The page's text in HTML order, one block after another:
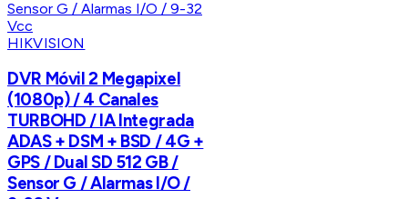
HIKVISION
DVR Móvil 2 Megapixel
(1080p) / 4 Canales
TURBOHD / IA Integrada
ADAS + DSM + BSD / 4G +
GPS / Dual SD 512 GB /
Sensor G / Alarmas I/O /